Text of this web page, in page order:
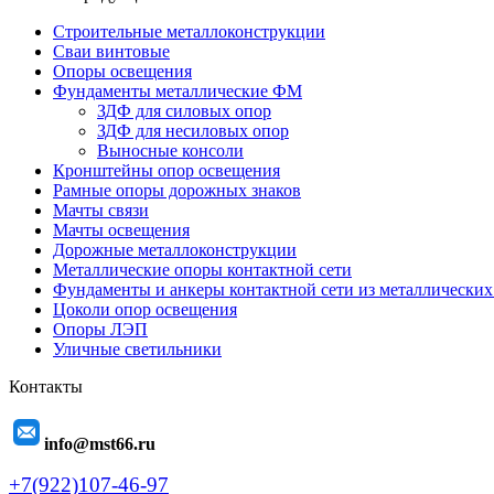
Строительные металлоконструкции
Сваи винтовые
Опоры освещения
Фундаменты металлические ФМ
ЗДФ для силовых опор
ЗДФ для несиловых опор
Выносные консоли
Кронштейны опор освещения
Рамные опоры дорожных знаков
Мачты связи
Мачты освещения
Дорожные металлоконструкции
Металлические опоры контактной сети
Фундаменты и анкеры контактной сети из
Цоколи опор освещения
Опоры ЛЭП
Уличные светильники
Контакты
info@mst66.ru
+7(922)107-46-97